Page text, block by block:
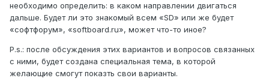
необходимо определить: в каком направлении двигаться
дальше. Будет ли это знакомый всем «SD» или же будет
«софтфорум», «softboard.ru», может что-то иное?
P.s.: после обсуждения этих вариантов и вопросов связанных
с ними, будет создана специальная тема, в которой
желающие смогут показть свои варианты.